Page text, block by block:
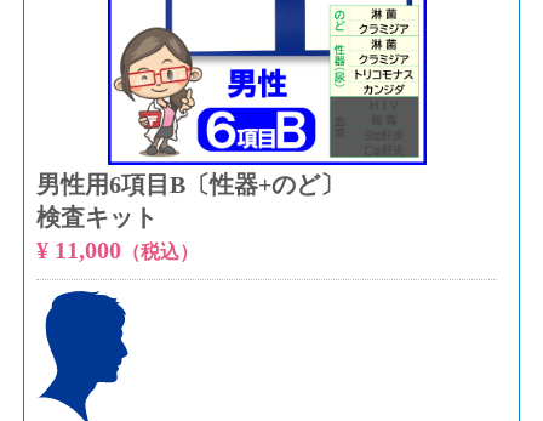
男性用6項目B〔性器+のど〕
検査キット
¥ 11,000（税込）